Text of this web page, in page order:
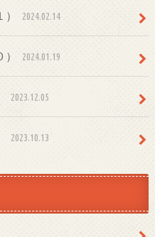
2024.02.14
2024.01.19
2023.12.05
2023.10.13